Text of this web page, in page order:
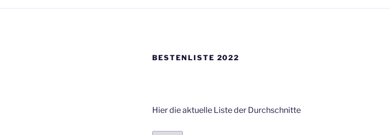
BESTENLISTE 2022
Hier die aktuelle Liste der Durchschnitte